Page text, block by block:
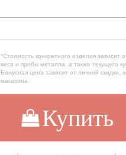
*Стоимость конкретного изделия зависит
веса и пробы металла, а также текущего
Бонусная цена зависит от личной скидки,
магазина.
Купить